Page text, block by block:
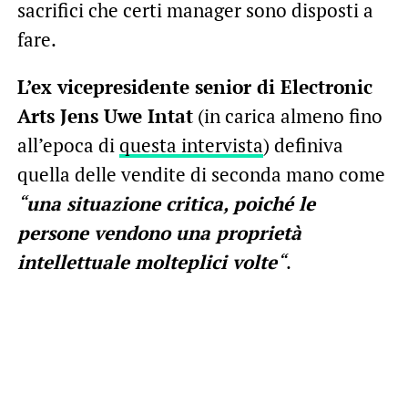
sacrifici che certi manager sono disposti a
fare.
L’ex vicepresidente senior di Electronic
Arts Jens Uwe Intat(in carica almeno fino
all’epoca di questa intervista) definiva
quella delle vendite di seconda mano come
“una situazione critica, poiché le
persone vendono una proprietà
intellettuale molteplici volte“.